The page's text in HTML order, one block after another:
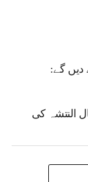
دیں گے:
النتشہ کی